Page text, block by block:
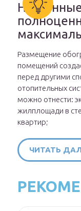
Размещение
помещений
перед другими
отопительных
можно отнести:
жилплощади в
квартир;
ЧИТАТЬ